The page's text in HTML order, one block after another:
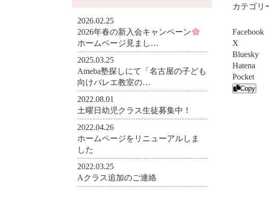
カテゴリ
Facebook
X
Bluesky
Hatena
Pocket
Copy
2026.02.25
2026年春の新入会キャンペーン
ホームページ見まし…
2025.03.25
Ameba塾探しにて「名古屋の子ども
向けバレエ教室の…
2022.08.01
土曜日幼児クラス生徒募集中！
2022.04.26
ホームページをリニューアルしま
した
2022.03.25
Aクラス追加のご連絡